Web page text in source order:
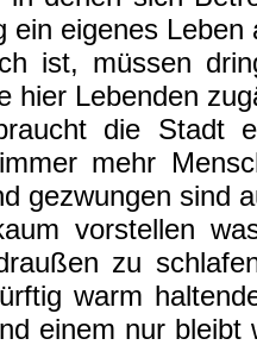
ein eigenes Leben
ist, müssen
hier Lebenden
die Stadt
mehr
gezwungen sind
vorstellen
zu
warm
einem nur